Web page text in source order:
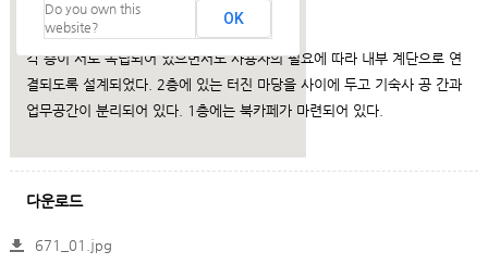
Do you own this
website?
OK
건축설명
각 층이 서로 독립되어 있으면서도 사용자의 필요에 따라 내부 계단으로 연
결되도록 설계되었다. 2층에 있는 터진 마당을 사이에 두고 기숙사 공 간과
업무공간이 분리되어 있다. 1층에는 북카페가 마련되어 있다.
다운로드
671_01.jpg